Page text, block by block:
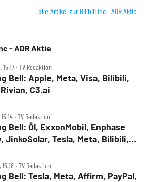
alle Artikel zur Bilibili Inc - ADR Aktie
- ADR Aktie
‧ TV Redaktion
Bell: Apple, Meta, Visa, Bilibili,
C3.ai
‧ TV Redaktion
Bell: Öl, ExxonMobil, Enphase
JinkoSolar, Tesla, Meta, Bilibili,
‧ TV Redaktion
Bell: Tesla, Meta, Affirm, PayPal,